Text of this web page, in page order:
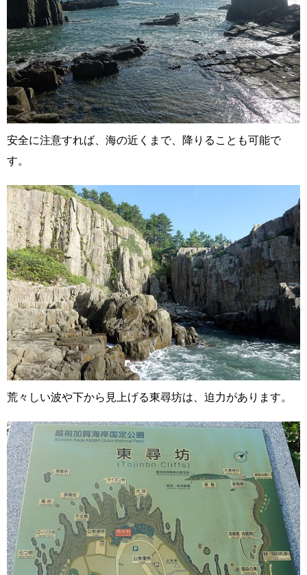
安全に注意すれば、海の近くまで、降りることも可能で
す。
荒々しい波や下から見上げる東尋坊は、迫力があります。